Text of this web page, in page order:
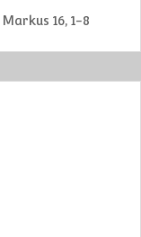
Markus 16, 1-8